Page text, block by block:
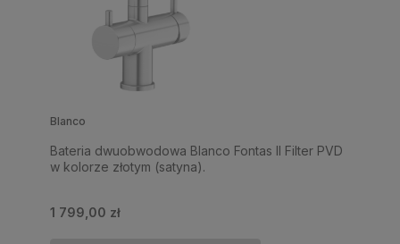
Blanco
Bateria dwuobwodowa Blanco Fontas II Filter PVD
w kolorze złotym (satyna).
1 799,00 zł